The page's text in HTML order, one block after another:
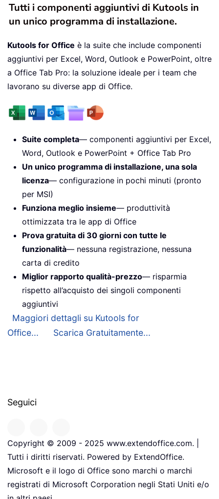
Tutti i componenti aggiuntivi di Kutools in
un unico programma di installazione.
Kutools for Office è la suite che include componenti
aggiuntivi per Excel, Word, Outlook e PowerPoint, oltre
a Office Tab Pro: la soluzione ideale per i team che
lavorano su diverse app di Office.
Suite completa— componenti aggiuntivi per Excel,
Word, Outlook e PowerPoint + Office Tab Pro
Un unico programma di installazione, una sola
licenza— configurazione in pochi minuti (pronto
per MSI)
Funziona meglio insieme— produttività
ottimizzata tra le app di Office
Prova gratuita di 30 giorni con tutte le
funzionalità— nessuna registrazione, nessuna
carta di credito
Miglior rapporto qualità-prezzo— risparmia
rispetto all’acquisto dei singoli componenti
aggiuntivi
Maggiori dettagli su Kutools for
Office...
Scarica Gratuitamente...
Seguici
Copyright © 2009 - 2025 www.extendoffice.com. |
Tutti i diritti riservati. Powered by ExtendOffice.
Microsoft e il logo di Office sono marchi o marchi
registrati di Microsoft Corporation negli Stati Uniti e/o